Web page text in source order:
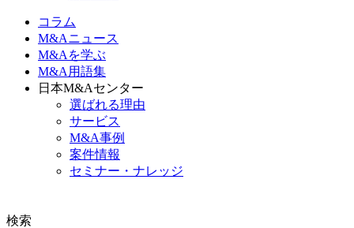
コラム
M&Aニュース
M&Aを学ぶ
M&A用語集
日本M&Aセンター
選ばれる理由
サービス
M&A事例
案件情報
セミナー・ナレッジ
検索